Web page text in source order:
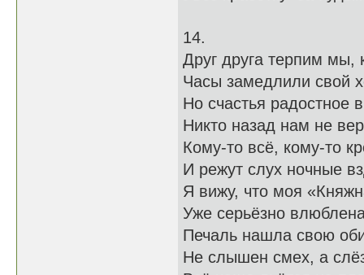
14.
Друг друга терпим мы,
Часы замедлили свой
Но счастья радостное
Никто назад нам не
Кому-то всё, кому-то
И режут слух ночные
Я вижу, что моя
Уже серьёзно
Печаль нашла свою
Не слышен смех, а